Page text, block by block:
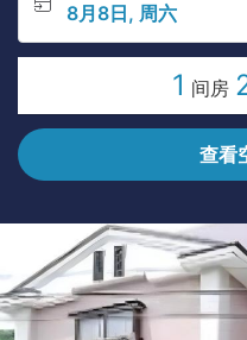
8月8日, 周六
1 间房
查看